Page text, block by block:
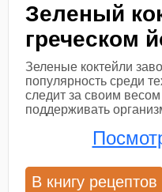
Зеленый
греческом
Зеленые коктейли
популярность среди
следит за своим
поддерживать
В книгу рецептов